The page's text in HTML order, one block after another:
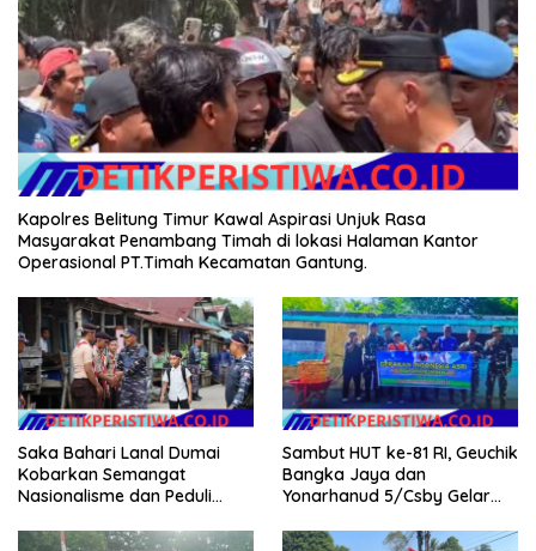
Kapolres Belitung Timur Kawal Aspirasi Unjuk Rasa
Masyarakat Penambang Timah di lokasi Halaman Kantor
Operasional PT.Timah Kecamatan Gantung.
Saka Bahari Lanal Dumai
Kobarkan Semangat
Nasionalisme dan Peduli
Sambut HUT ke-81 RI, Geuchik
Bangka Jaya dan
Yonarhanud 5/Csby Gelar
Gerakan Indonesia Asri